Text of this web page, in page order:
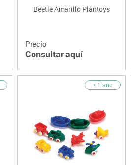
Beetle Amarillo Plantoys
Precio
Consultar aquí
+ 1 año